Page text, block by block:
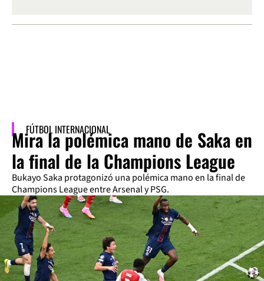
FÚTBOL INTERNACIONAL
Mira la polémica mano de Saka en
la final de la Champions League
Bukayo Saka protagonizó una polémica mano en la final de
Champions League entre Arsenal y PSG.